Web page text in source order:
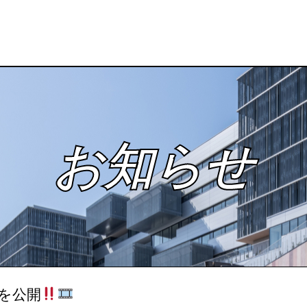
お知らせ
公開